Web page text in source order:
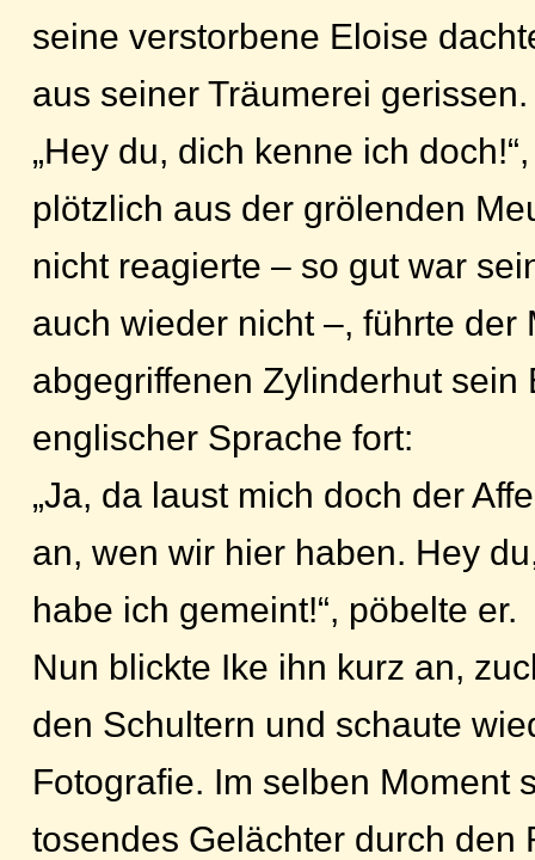
seine verstorbene Eloise
aus seiner Träumerei gerissen.
„Hey du, dich kenne ich
plötzlich aus der grölenden
nicht reagierte – so gut war
auch wieder nicht –, führte der
abgegriffenen Zylinderhut sein
englischer Sprache fort:
„Ja, da laust mich doch der
an, wen wir hier haben. Hey
habe ich gemeint!“, pöbelte er.
Nun blickte Ike ihn kurz an,
den Schultern und schaute
Fotografie. Im selben Moment
tosendes Gelächter durch den